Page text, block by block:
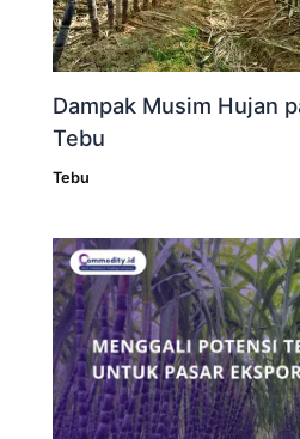
Dampak Musim Hujan
Tebu
Tebu